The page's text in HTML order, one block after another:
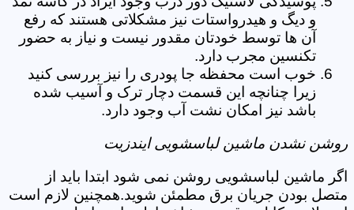
و دیگ و هیدرواستات نیز مشکلاتی هستند که رفع
آن ها توسط خودتان مقدور نیست و نیاز به حضور
تکنسین مجرب دارد.
خوب است محفظه جا پودری را نیز بررسی کنید
زیرا چنانچه این قسمت دچار ترک و آسیب شده
باشد نیز امکان نشت آب وجود دارد.
روشن نشدن ماشین لباسشویی ایندزیت
اگر ماشین لباسشویی روشن نمی شود ابتدا باید از
متصل بودن جریان برق مطمئن شوید.همچنین لازم است